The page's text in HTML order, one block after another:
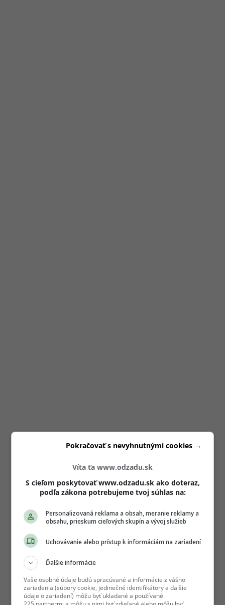
Víta ťa www.odzadu.sk
S cieľom poskytovať www.odzadu.sk ako doteraz,
podľa zákona potrebujeme tvoj súhlas na:
Personalizovaná reklama a obsah, meranie reklamy a
obsahu, prieskum cieľových skupín a vývoj služieb
Uchovávanie alebo prístup k informáciám na zariadení
Ďalšie informácie
Vaše osobné údaje budú spracúvané a informácie z vášho
zariadenia (súbory cookie, jedinečné identifikátory a ďalšie
údaje o zariadení) môžu byť ukladané a používané
Pokračovať s nevyhnutnými cookies →